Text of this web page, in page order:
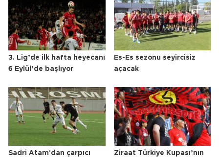
3. Lig’de ilk hafta heyecanı
6 Eylül’de başlıyor
Es-Es sezonu seyircisiz
açacak
Sadri Atam'dan çarpıcı
Ziraat Türkiye Kupası’nın